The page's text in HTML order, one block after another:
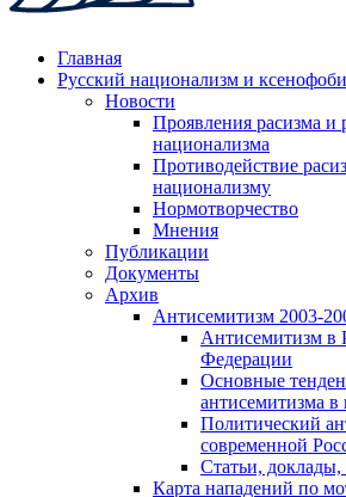
Главная
Русский национализм и
Новости
Проявления расизма и
национализма
Противодействие
национализму
Нормотворчество
Мнения
Публикации
Документы
Архив
Антисемитизм 2003-
Антисемитизм в
Федерации
Основные
антисемитизма в
Политический
современной
Статьи,
Карта нападений по